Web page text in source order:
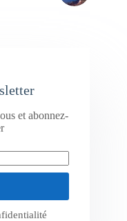
et abonnez-